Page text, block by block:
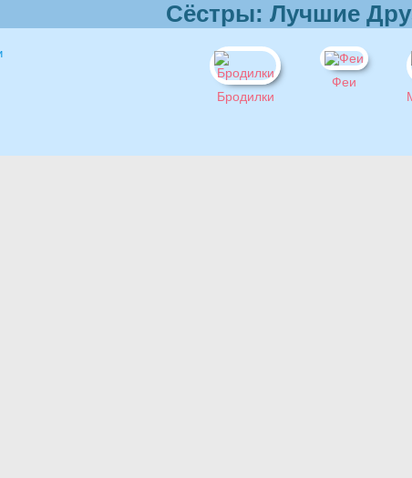
Сёстры: Лучшие
Бродилки
Феи